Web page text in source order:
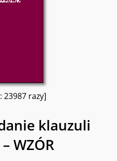
23987 razy]
klauzuli
WZÓR